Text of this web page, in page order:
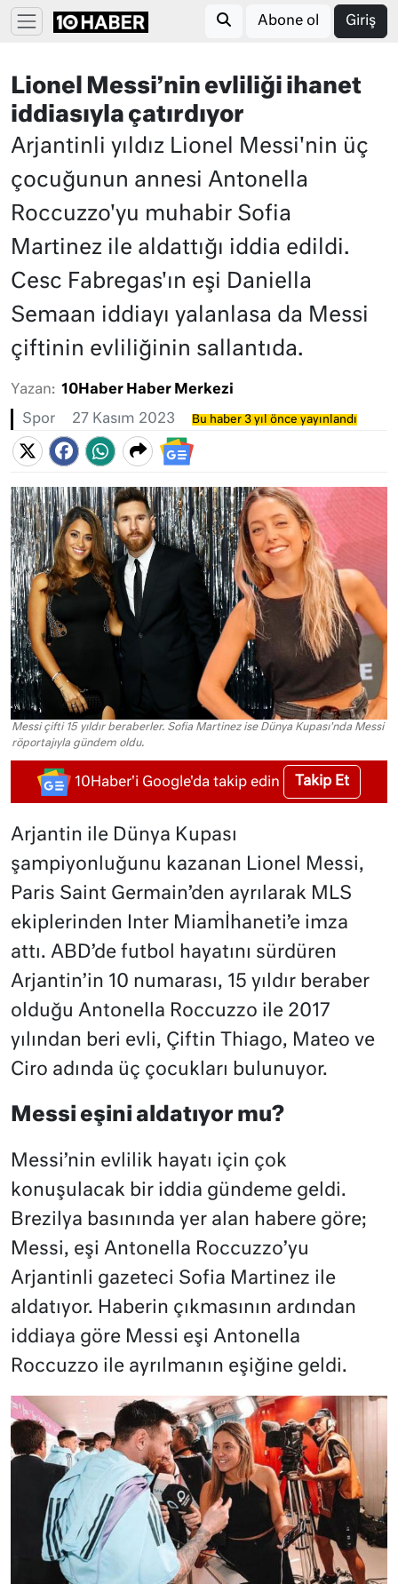
Abone ol Giriş
Lionel Messi’nin evliliği ihanet
iddiasıyla çatırdıyor
Arjantinli yıldız Lionel Messi'nin üç
çocuğunun annesi Antonella
Roccuzzo'yu muhabir Sofia
Martinez ile aldattığı iddia edildi.
Cesc Fabregas'ın eşi Daniella
Semaan iddiayı yalanlasa da Messi
çiftinin evliliğinin sallantıda.
Yazan: 10Haber Haber Merkezi
Spor 27 Kasım 2023 Bu haber 3 yıl önce yayınlandı
Messi çifti 15 yıldır beraberler. Sofia Martinez ise Dünya Kupası'nda Messi
röportajıyla gündem oldu.
10Haber'i Google'da takip edin Takip Et
Arjantin ile Dünya Kupası
şampiyonluğunu kazanan Lionel Messi,
Paris Saint Germain’den ayrılarak MLS
ekiplerinden Inter Miamİhaneti’e imza
attı. ABD’de futbol hayatını sürdüren
Arjantin’in 10 numarası, 15 yıldır beraber
olduğu Antonella Roccuzzo ile 2017
yılından beri evli, Çiftin Thiago, Mateo ve
Ciro adında üç çocukları bulunuyor.
Messi eşini aldatıyor mu?
Messi’nin evlilik hayatı için çok
konuşulacak bir iddia gündeme geldi.
Brezilya basınında yer alan habere göre;
Messi, eşi Antonella Roccuzzo’yu
Arjantinli gazeteci Sofia Martinez ile
aldatıyor. Haberin çıkmasının ardından
iddiaya göre Messi eşi Antonella
Roccuzzo ile ayrılmanın eşiğine geldi.